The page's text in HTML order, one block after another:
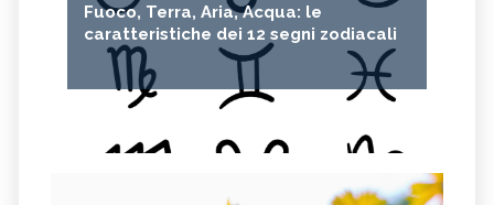
Fuoco, Terra, Aria, Acqua: le
caratteristiche dei 12 segni zodiacali